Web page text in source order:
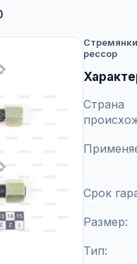
Стремянки
рессор
Страна
Срок
Размер
Тип